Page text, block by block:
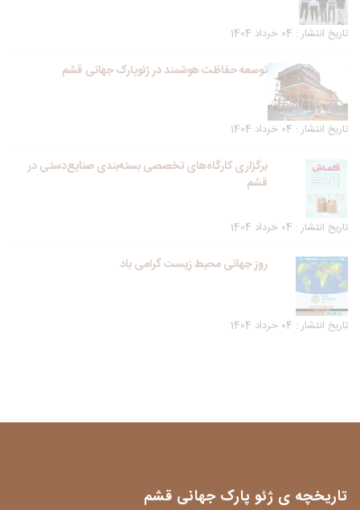
تاریخ انتشار : 04 خرداد 1404
توسعه حفاظت هوشمند در ژئوپارک جهانی قشم
تاریخ انتشار : 04 خرداد 1404
برگزاری کارگاه‌های تخصصی بسته‌بندی صنایع‌دستی در
قشم
تاریخ انتشار : 04 خرداد 1404
روز جهانی محیط زیست گرامی باد
تاریخ انتشار : 04 خرداد 1404
تاریخچه ی ژئو پارک جهانی قشم